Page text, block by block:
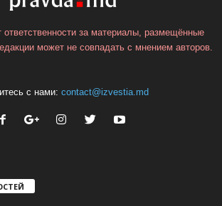
ответственности за материалы, размещённые
может не совпадать с мнением авторов.
с нами: contact@izvestia.md